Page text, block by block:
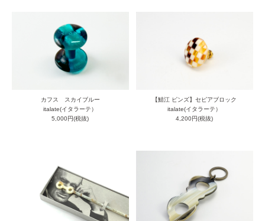
カフス スカイブルー
italate(イタラーテ）
5,000円(税抜)
【鯖江 ピンズ】セピアブロック
italate(イタラーテ）
4,200円(税抜)